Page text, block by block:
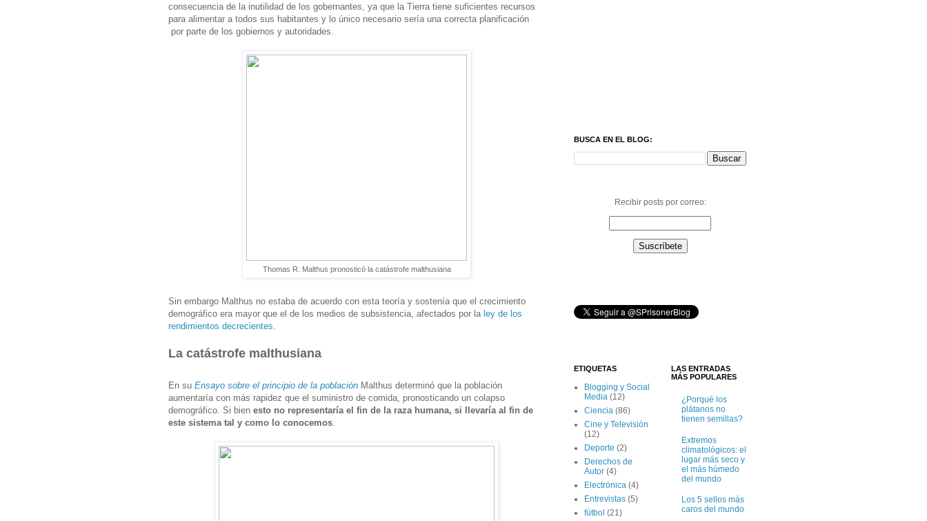
consecuencia de la inutilidad de los gobernantes, ya que la Tierra tiene suficientes recursos
para alimentar a todos sus habitantes y lo único necesario sería una correcta planificación
por parte de los gobiernos y autoridades.
Thomas R. Malthus pronosticó la catástrofe malthusiana
Sin embargo Malthus no estaba de acuerdo con esta teoría y sostenía que el crecimiento
demográfico era mayor que el de los medios de subsistencia, afectados por la ley de los
rendimientos decrecientes
La catástrofe malthusiana
En su Ensayo sobre el principio de la población Malthus determinó que la población
aumentaría con más rapidez que el suministro de comida, pronosticando un colapso
demográfico. Si bien esto no representaría el fin de la raza humana, si llevaría al fin de
este sistema tal y como lo conocemos
BUSCA EN EL BLOG:
Recibir posts por correo:
ETIQUETAS
Blogging y Social
Media (12)
Ciencia (86)
Cine y Televisión
(12)
Deporte (2)
Derechos de
Autor (4)
Electrónica (4)
Entrevistas (5)
fútbol (21)
LAS ENTRADAS
MÁS POPULARES
¿Porqué los
plátanos no
tienen semillas?
Extremos
climatológicos: el
lugar más seco y
el más húmedo
del mundo
Los 5 sellos más
caros del mundo